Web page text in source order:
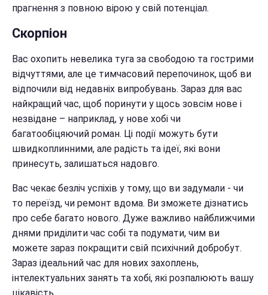
прагнення з повною вірою у свій потенціал.
Скорпіон
Вас охопить невелика туга за свободою та гострими
відчуттями, але це тимчасовий перепочинок, щоб ви
відпочили від недавніх випробувань. Зараз для вас
найкращий час, щоб поринути у щось зовсім нове і
незвідане – наприклад, у нове хобі чи
багатообіцяючий роман. Ці події можуть бути
швидкоплинними, але радість та ідеї, які вони
принесуть, залишаться надовго.
Вас чекає безліч успіхів у тому, що ви задумали - чи
то переїзд, чи ремонт вдома. Ви зможете дізнатись
про себе багато нового. Дуже важливо найближчими
днями приділити час собі та подумати, чим ви
можете зараз покращити свій психічний добробут.
Зараз ідеальний час для нових захоплень,
інтелектуальних занять та хобі, які розпалюють вашу